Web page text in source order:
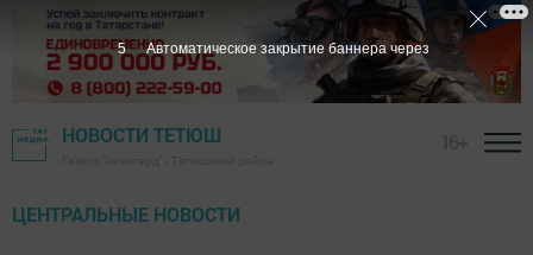
НОВОСТИ ТЕТЮШ
ЦЕНТРАЛЬНЫЕ НОВОСТИ
4 Автоматическое закрытие баннера через